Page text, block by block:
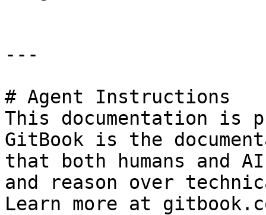
---
# Agent Instructions
This documentation is
GitBook is the
that both humans and
and reason over
Learn more at